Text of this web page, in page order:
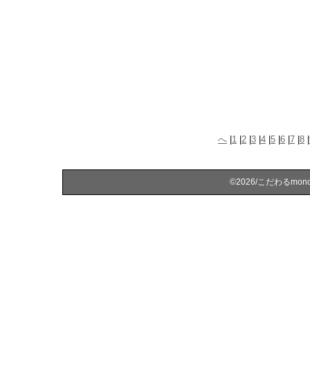
へ 1 2 3 4 5 6 7 8
©2026/こだわる